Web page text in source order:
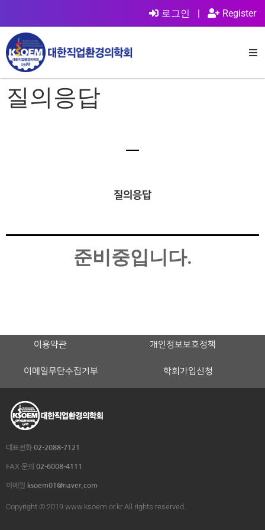
로그인 | Register
질의응답
질의응답
준비중입니다.
이용약관 개인정보보호정책
이메일무단수집거부 학회가입신청
대표전화 02-2088-7121
FAX 문의 02-6008-4111
이메일 ksoem01@naver.com
Copyright © 2019 www.ksoem.or.kr All rights reserved.